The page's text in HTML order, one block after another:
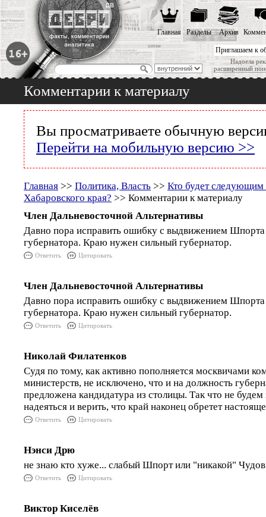
Приглашаем к
Надоела
расширенный
Главная Разделы Архив
Комментарии к материалу
Вы просматриваете обычную
Перейти на мобильную версию >>
Главная >> Политика, Власть >> Кто будет следующим
Хабаровского края? >> Комментарии к материалу
Член Дальневосточной Альтернативы
Давно пора исправить ошибку с выдвижением
губернатора. Краю нужен сильный губернатор.
Ответить Цитировать
Член Дальневосточной Альтернативы
Давно пора исправить ошибку с выдвижением
губернатора. Краю нужен сильный губернатор.
Ответить Цитировать
Николай Филатенков
Судя по тому, как активно пополняется москвичами
министерств, не исключено, что и на должность
предложена кандидатура из столицы. Так что не будем
надеяться и верить, что край наконец обретет
Ответить Цитировать
Нэнси Дрю
не знаю кто хуже... слабый Шпорт или "никакой"
Ответить Цитировать
Виктор Киселёв